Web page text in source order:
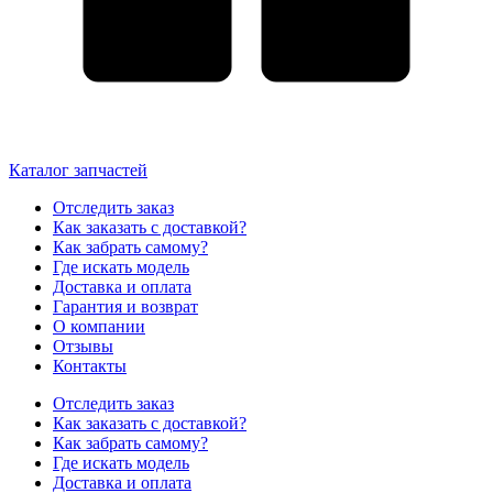
Каталог запчастей
Отследить заказ
Как заказать с доставкой?
Как забрать самому?
Где искать модель
Доставка и оплата
Гарантия и возврат
О компании
Отзывы
Контакты
Отследить заказ
Как заказать с доставкой?
Как забрать самому?
Где искать модель
Доставка и оплата